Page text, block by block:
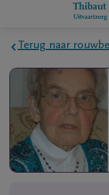
Home
Wie
zijn
we
Contact
Terug naar